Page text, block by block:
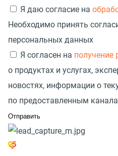
Я даю согласие на
Необходимо принять
персональных данных
Я согласен на
о продуктах и услугах,
новостях, информации о
по предоставленным